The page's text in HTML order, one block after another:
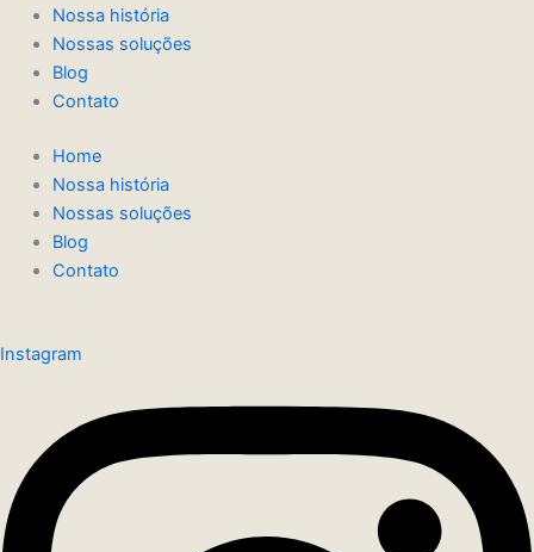
Nossa história
Nossas soluções
Blog
Contato
Home
Nossa história
Nossas soluções
Blog
Contato
Instagram